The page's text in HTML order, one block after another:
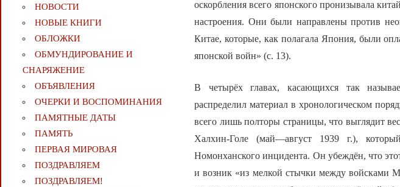
оскорбления всего японского пронизывала
настроения. Они были направлены против
Китае, которые, как полагала Япония, были
японской войн» (с. 13).
В четырёх главах, касающихся так
распределил материал в хронологическом
всего лишь полторы страницы, что выглядит
Халхин-Голе (май—август 1939 г.),
Номонханского инцидента. Он убеждён, что
и возник «из мелкой стычки между войсками
НОВОСТИ
НОВЫЕ КНИГИ
ОБЛОЖКИ
ОБМУНДИРОВАНИЕ И
СНАРЯЖЕНИЕ
ОБЪЯВЛЕНИЯ
ОЧЕРКИ И ВОСПОМИНАНИЯ
ПАМЯТНЫЕ ДАТЫ
ПАМЯТЬ
ПЕРВАЯ МИРОВАЯ
ПОЗДРАВЛЯЕМ
ПОЗДРАВЛЯЕМ!